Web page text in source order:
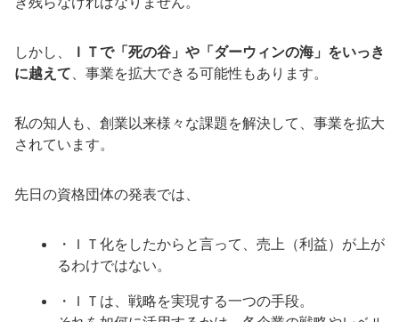
しかし、
ＩＴで「死の谷」や「ダーウィンの海」をいっき
に越えて 、事業を拡大できる可能性もあります。
私の知人も、創業以来様々な課題を解決して、事業を拡大
されています。
先日の資格団体の発表では、
・ＩＴ化をしたからと言って、売上（利益）が上が
るわけではない。
・ＩＴは、戦略を実現する一つの手段。